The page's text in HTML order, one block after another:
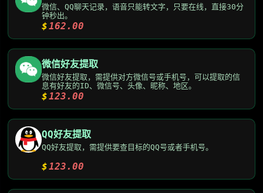
微信、QQ聊天记录，语音只能转文字，只要在线，直接30分
钟秒出。
$162.00
微信好友提取
微信好友提取，需提供对方微信号或手机号，可以提取的信
息有好友的ID、微信号、头像、昵称、地区。
$123.00
QQ好友提取
QQ好友提取，需提供要查目标的QQ号或者手机号。
$123.00